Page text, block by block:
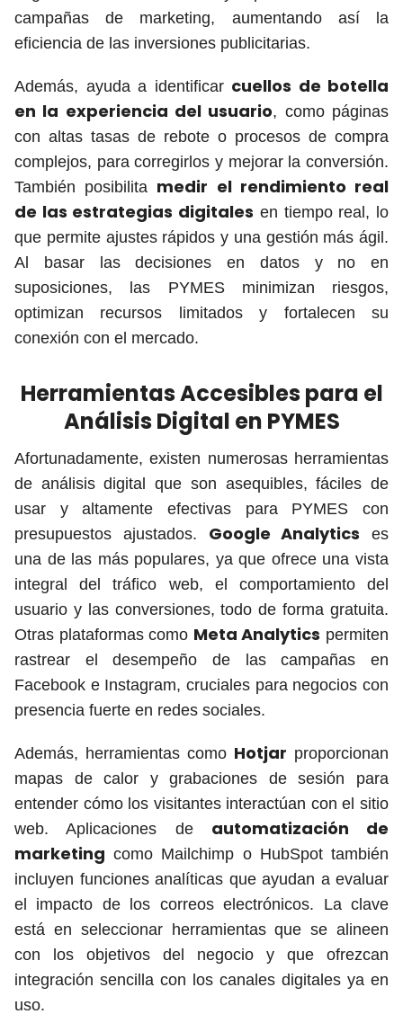
campañas de marketing, aumentando así la
eficiencia de las inversiones publicitarias.
Además, ayuda a identificar cuellos de botella
en la experiencia del usuario, como páginas
con altas tasas de rebote o procesos de compra
complejos, para corregirlos y mejorar la conversión.
También posibilita medir el rendimiento real
de las estrategias digitales en tiempo real, lo
que permite ajustes rápidos y una gestión más ágil.
Al basar las decisiones en datos y no en
suposiciones, las PYMES minimizan riesgos,
optimizan recursos limitados y fortalecen su
conexión con el mercado.
Herramientas Accesibles para el
Análisis Digital en PYMES
Afortunadamente, existen numerosas herramientas
de análisis digital que son asequibles, fáciles de
usar y altamente efectivas para PYMES con
presupuestos ajustados. Google Analytics es
una de las más populares, ya que ofrece una vista
integral del tráfico web, el comportamiento del
usuario y las conversiones, todo de forma gratuita.
Otras plataformas como Meta Analytics permiten
rastrear el desempeño de las campañas en
Facebook e Instagram, cruciales para negocios con
presencia fuerte en redes sociales.
Además, herramientas como Hotjar proporcionan
mapas de calor y grabaciones de sesión para
entender cómo los visitantes interactúan con el sitio
web. Aplicaciones de automatización de
marketing como Mailchimp o HubSpot también
incluyen funciones analíticas que ayudan a evaluar
el impacto de los correos electrónicos. La clave
está en seleccionar herramientas que se alineen
con los objetivos del negocio y que ofrezcan
integración sencilla con los canales digitales ya en
uso.